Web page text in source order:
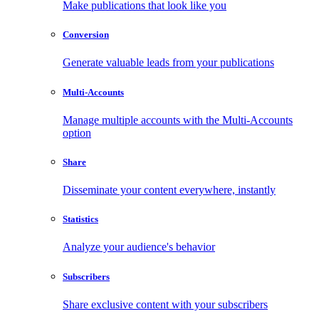
Make publications that look like you
Conversion
Generate valuable leads from your publications
Multi-Accounts
Manage multiple accounts with the Multi-Accounts
option
Share
Disseminate your content everywhere, instantly
Statistics
Analyze your audience's behavior
Subscribers
Share exclusive content with your subscribers